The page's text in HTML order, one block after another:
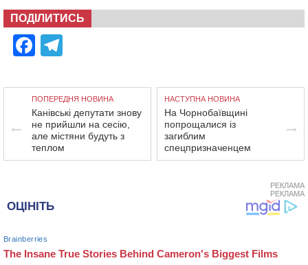
ПОДІЛИТИСЬ
Facebook
ПОПЕРЕДНЯ НОВИНА
Канівські депутати знову
не прийшли на сесію,
але містяни будуть з
теплом
НАСТУПНА НОВИНА
На Чорнобаївщині
попрощалися із
загиблим
спецпризначенцем
РЕКЛАМА
РЕКЛАМА